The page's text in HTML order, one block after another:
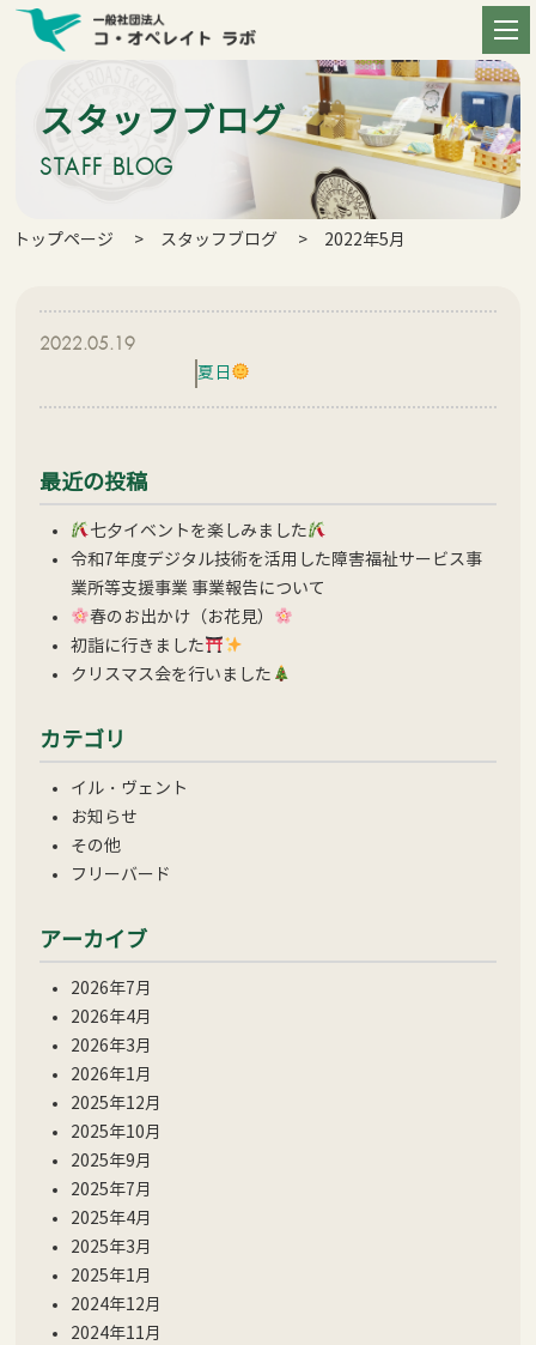
スタッフブログ
STAFF BLOG
トップページ スタッフブログ 2022年5月
2022.05.19
夏日
最近の投稿
七夕イベントを楽しみました
令和7年度デジタル技術を活用した障害福祉サービス事
業所等支援事業 事業報告について
春のお出かけ（お花見）
初詣に行きました
クリスマス会を行いました
カテゴリ
イル・ヴェント
お知らせ
その他
フリーバード
アーカイブ
2026年7月
2026年4月
2026年3月
2026年1月
2025年12月
2025年10月
2025年9月
2025年7月
2025年4月
2025年3月
2025年1月
2024年12月
2024年11月